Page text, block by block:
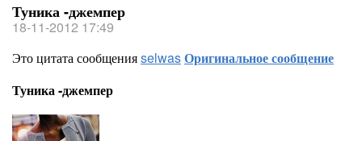
Туника -джемпер
18-11-2012 17:49
Это цитата сообщенияselwasОригинальное сообщение
Туника -джемпер